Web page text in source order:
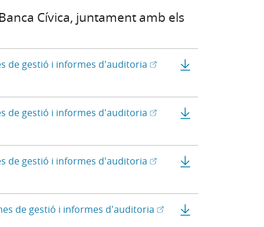
Cívica, juntament amb els
de gestió i informes d'auditoria (Obre en una finestra
(Obre en finestra nova)
de gestió i informes d'auditoria (Obre en una finestra
(Obre en finestra nova)
de gestió i informes d'auditoria (Obre en una finestra
(Obre en finestra nova)
de gestió i informes d'auditoria (Obre en una finestra
(Obre en finestra nova)